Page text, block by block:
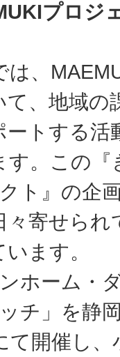
プロジ
、
、地域の
ートする活
す。この『
ト』の企
々寄せられ
ます。
ホーム・
チ」を静
て開催し、